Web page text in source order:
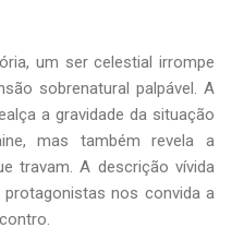
um ser celestial irrompe
sobrenatural palpável. A
a gravidade da situação
mas também revela a
travam. A descrição vívida
nos convida a